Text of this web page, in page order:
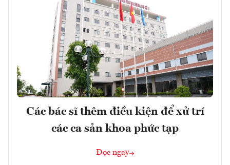
Các bác sĩ thêm điều kiện để xử trí
các ca sản khoa phức tạp
Đọc ngay